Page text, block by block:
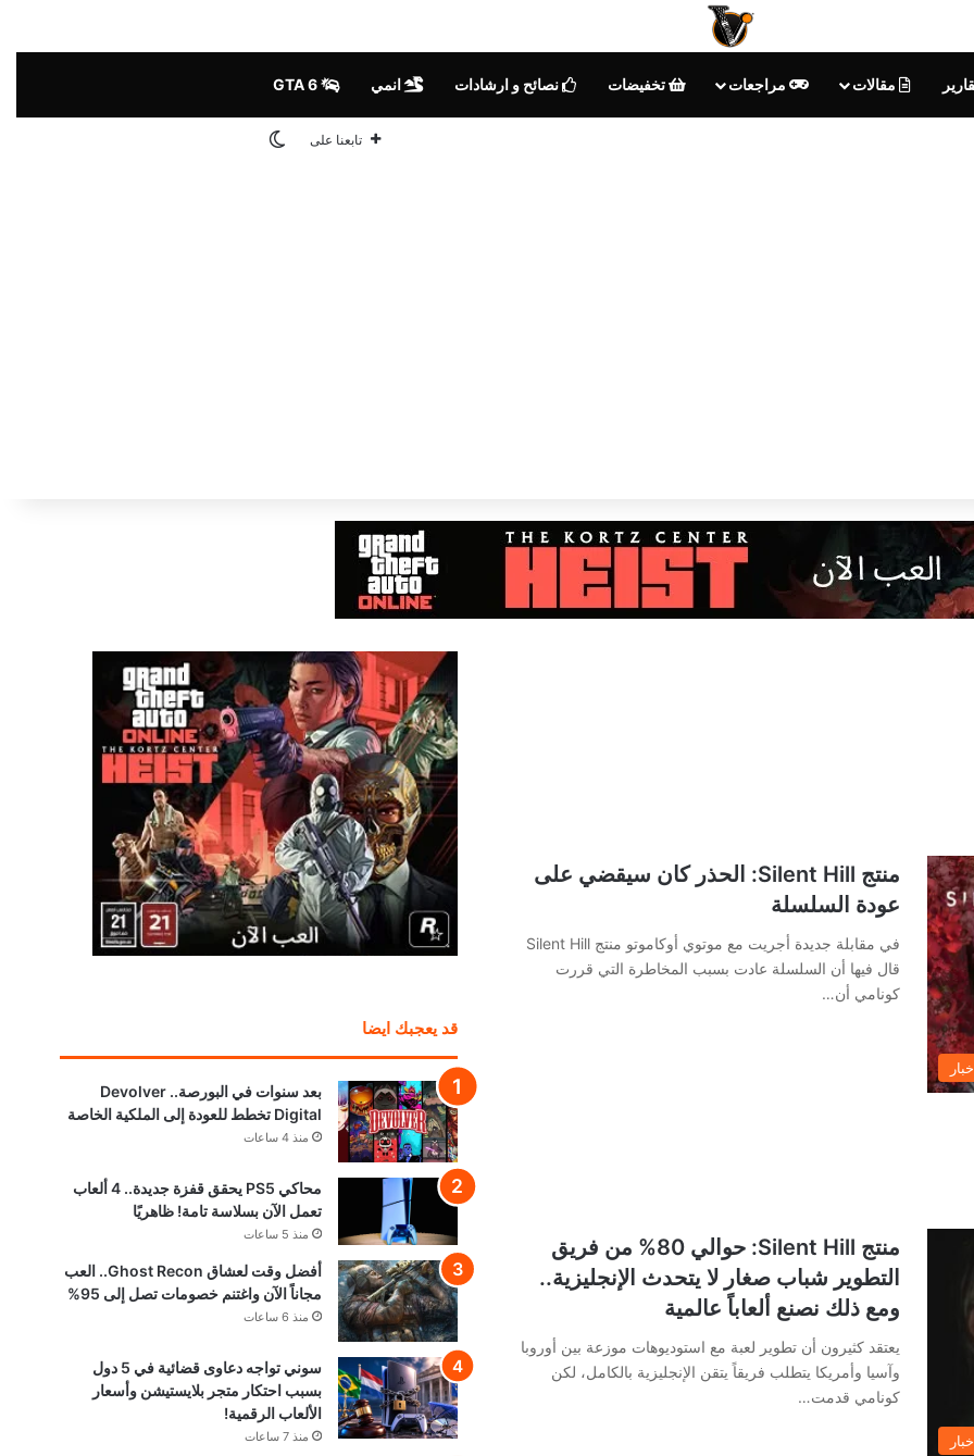
مقالات مراجعات تخفيضات نصائح و ارشادات انمي
تابعنا على الوضع المظلم
منتج Silent Hill: الحذر كان سيقضي على
عودة السلسلة
في مقابلة جديدة أجريت مع موتوي أوكاموتو منتج Silent Hill
قال فيها أن السلسلة عادت بسبب المخاطرة التي قررت
كونامي أن…
منتج Silent Hill: حوالي 80% من فريق
التطوير شباب صغار لا يتحدث الإنجليزية..
ومع ذلك نصنع ألعاباً عالمية
يعتقد كثيرون أن تطوير لعبة مع استوديوهات موزعة بين أوروبا
وآسيا وأمريكا يتطلب فريقاً يتقن الإنجليزية بالكامل، لكن
كونامي قدمت…
قد يعجبك ايضا
بعد سنوات في البورصة.. Devolver
Digital تخطط للعودة إلى الملكية الخاصة
منذ 4 ساعات
محاكي PS5 يحقق قفزة جديدة.. 4 ألعاب
تعمل الآن بسلاسة تامة! ظاهريًا
منذ 5 ساعات
أفضل وقت لعشاق Ghost Recon.. العب
مجاناً الآن واغتنم خصومات تصل إلى 95%
منذ 6 ساعات
سوني تواجه دعاوى قضائية في 5 دول
بسبب احتكار متجر بلايستيشن وأسعار
الألعاب الرقمية!
منذ 7 ساعات